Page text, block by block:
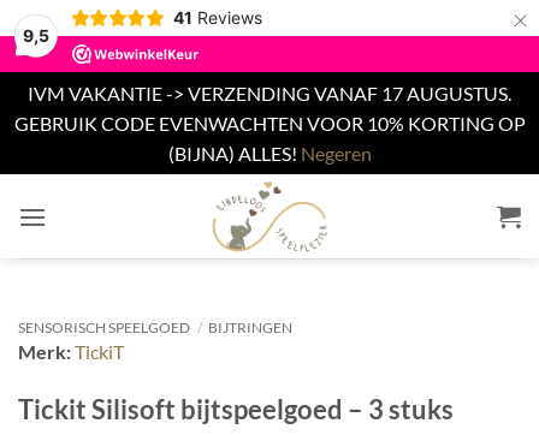
9,5
41 Reviews ×
IVM VAKANTIE -> VERZENDING VANAF 17 AUGUSTUS.
GEBRUIK CODE EVENWACHTEN VOOR 10% KORTING OP
(BIJNA) ALLES! Negeren
naar
SENSORISCH SPEELGOED / BIJTRINGEN
Merk:TickiT
Tickit Silisoft bijtspeelgoed – 3 stuks